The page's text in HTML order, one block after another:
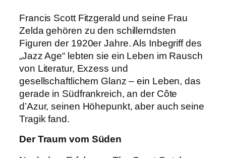
Francis Scott Fitzgerald und seine Frau
Zelda gehören zu den schillerndsten
Figuren der 1920er Jahre. Als Inbegriff des
„Jazz Age“ lebten sie ein Leben im Rausch
von Literatur, Exzess und
gesellschaftlichem Glanz – ein Leben, das
gerade in Südfrankreich, an der Côte
d’Azur, seinen Höhepunkt, aber auch seine
Tragik fand.
Der Traum vom Süden